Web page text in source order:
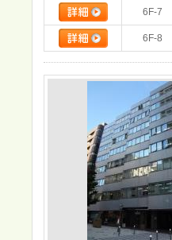
6F-7
6F-8